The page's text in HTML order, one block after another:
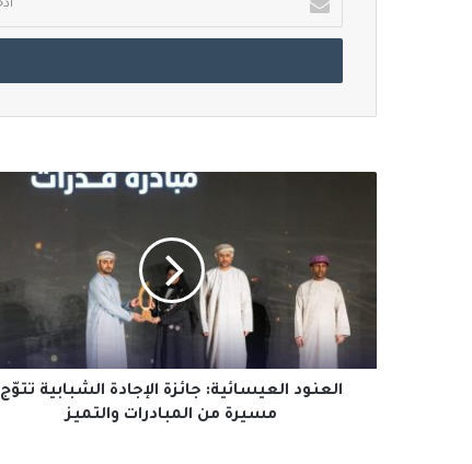
بريدك
الإلكتروني
مسيرة
المبادرات
العنود العيسائية: جائزة الإجادة الشبابية تتوّج
مسيرة من المبادرات والتميز